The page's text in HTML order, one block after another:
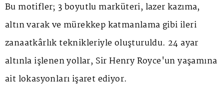
Bu motifler; 3 boyutlu marküteri, lazer kazıma,
altın varak ve mürekkep katmanlama gibi ileri
zanaatkârlık teknikleriyle oluşturuldu. 24 ayar
altınla işlenen yollar, Sir Henry Royce'un yaşamına
ait lokasyonları işaret ediyor.